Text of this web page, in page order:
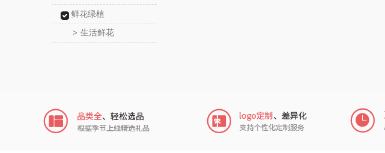
鲜花绿植
> 生活鲜花